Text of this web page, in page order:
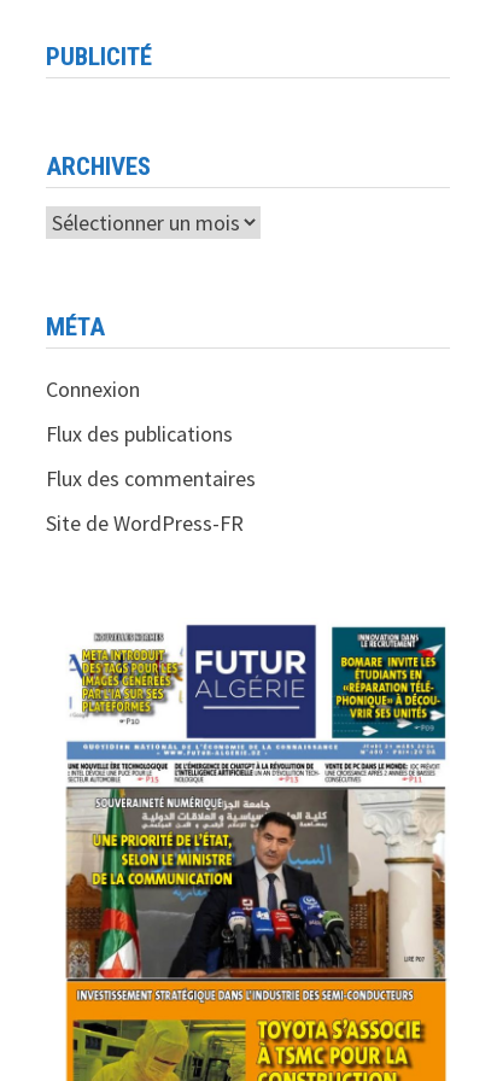
PUBLICITÉ
ARCHIVES
Archives
MÉTA
Connexion
Flux des publications
Flux des commentaires
Site de WordPress-FR